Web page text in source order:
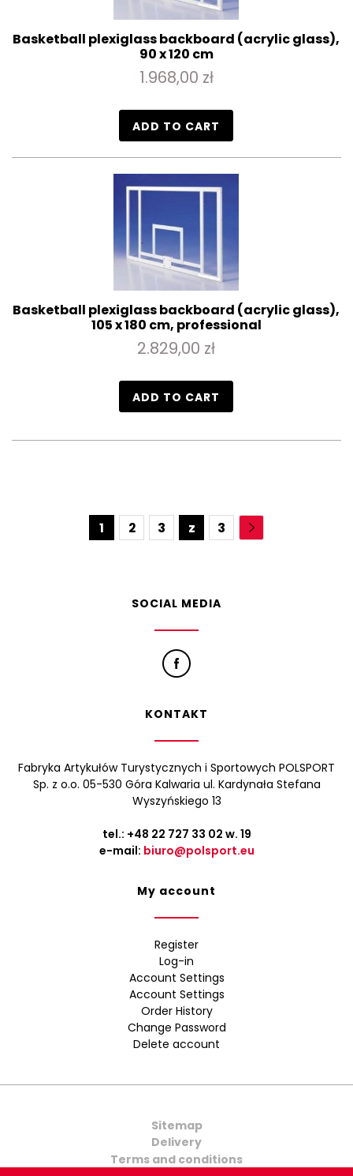
Basketball plexiglass backboard (acrylic glass),
90 x 120 cm
1.968,00 zł
ADD TO CART
Basketball plexiglass backboard (acrylic glass),
105 x 180 cm, professional
2.829,00 zł
ADD TO CART
1 2 3 z 3
SOCIAL MEDIA
KONTAKT
Fabryka Artykułów Turystycznych i Sportowych POLSPORT
Sp. z o.o. 05-530 Góra Kalwaria ul. Kardynała Stefana
Wyszyńskiego 13
tel.: +48 22 727 33 02 w. 19
e-mail: biuro@polsport.eu
My account
Register
Log-in
Account Settings
Account Settings
Order History
Change Password
Delete account
Sitemap
Delivery
Terms and conditions